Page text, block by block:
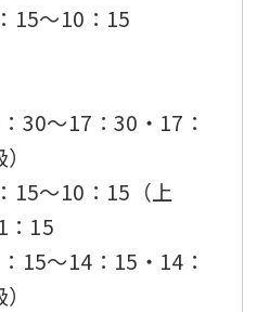
10：15
30〜17：30・17：
10：15（上
：15
：15・14：
from
content.
ask
that
you